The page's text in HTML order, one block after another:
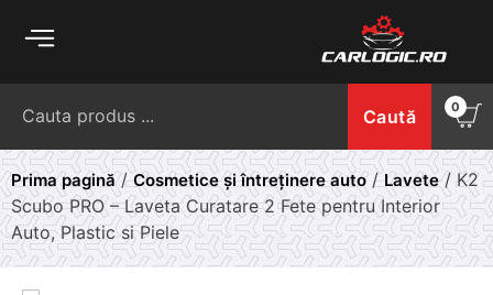
Caută 0
Prima pagină/Cosmetice și întreținere auto/Lavete/ K2
Scubo PRO – Laveta Curatare 2 Fete pentru Interior
Auto, Plastic si Piele